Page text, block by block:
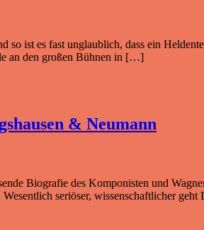
ist es fast unglaublich, dass ein
an den großen Bühnen in […]
& Neumann
Biografie des Komponisten und
seriöser, wissenschaftlicher